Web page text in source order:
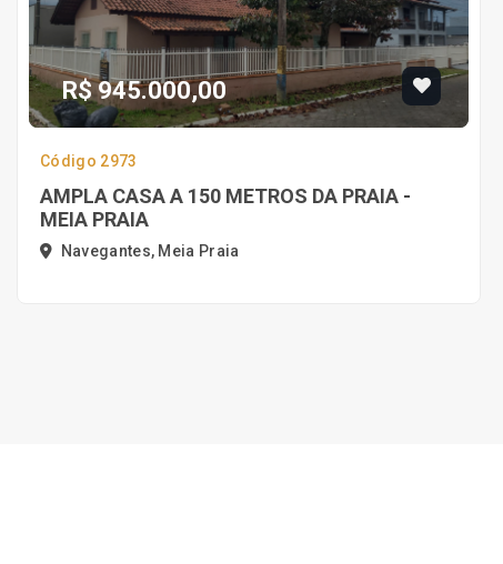
R$ 945.000,00
Código 2973
AMPLA CASA A 150 METROS DA PRAIA -
MEIA PRAIA
Navegantes, Meia Praia